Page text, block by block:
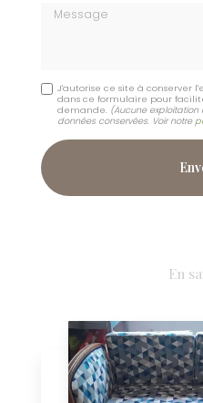
Message
J'autorise ce site à conserver
dans ce formulaire pour
demande. (Aucune
données conservées. Voir notre
En